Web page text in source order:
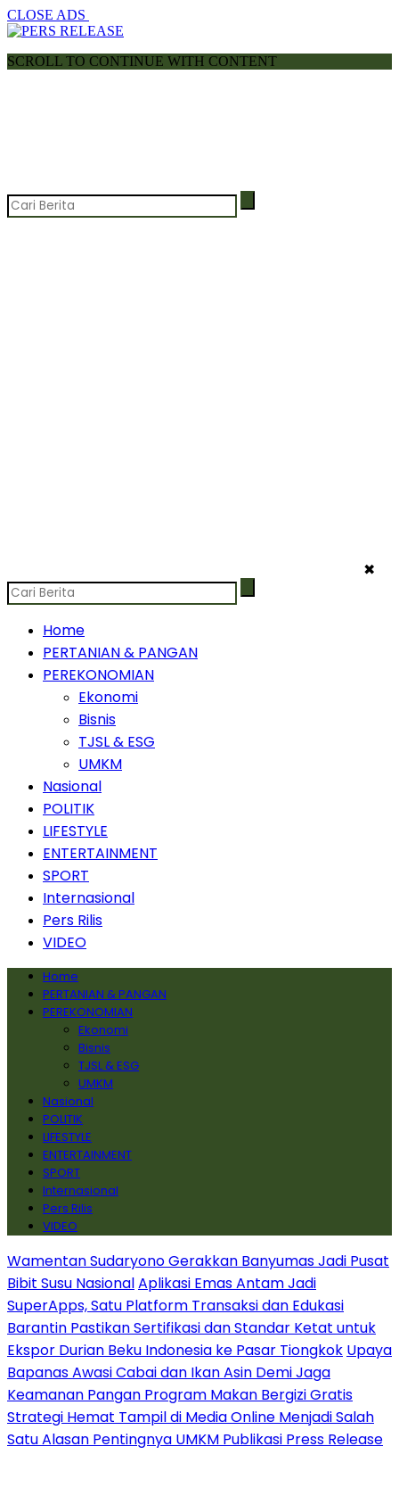
CLOSE ADS
SCROLL TO CONTINUE WITH CONTENT
✖
Home
PERTANIAN & PANGAN
PEREKONOMIAN
Ekonomi
Bisnis
TJSL & ESG
UMKM
Nasional
POLITIK
LIFESTYLE
ENTERTAINMENT
SPORT
Internasional
Pers Rilis
VIDEO
Home
PERTANIAN & PANGAN
PEREKONOMIAN
Ekonomi
Bisnis
TJSL & ESG
UMKM
Nasional
POLITIK
LIFESTYLE
ENTERTAINMENT
SPORT
Internasional
Pers Rilis
VIDEO
Wamentan Sudaryono Gerakkan Banyumas Jadi Pusat
Bibit Susu NasionalAplikasi Emas Antam Jadi
SuperApps, Satu Platform Transaksi dan Edukasi
Barantin Pastikan Sertifikasi dan Standar Ketat untuk
Ekspor Durian Beku Indonesia ke Pasar Tiongkok Upaya
Bapanas Awasi Cabai dan Ikan Asin Demi Jaga
Keamanan Pangan Program Makan Bergizi Gratis
Strategi Hemat Tampil di Media Online Menjadi Salah
Satu Alasan Pentingnya UMKM Publikasi Press Release